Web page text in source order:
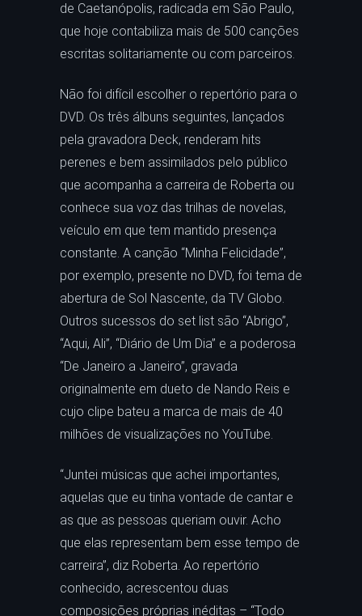
de Caetanópolis, radicada em São Paulo,
que hoje contabiliza mais de 500 canções
escritas solitariamente ou com parceiros.
Não foi difícil escolher o repertório para o
DVD. Os três álbuns seguintes, lançados
pela gravadora Deck, renderam hits
perenes e bem assimilados pelo público
que acompanha a carreira de Roberta ou
conhece sua voz das trilhas de novelas,
veículo em que tem mantido presença
constante. A canção “Minha Felicidade”,
por exemplo, presente no DVD, foi tema de
abertura de Sol Nascente, da TV Globo.
Outros sucessos do set list são “Abrigo”,
“Aqui, Ali”, “Diário de Um Dia” e a poderosa
“De Janeiro a Janeiro”, gravada
originalmente em dueto de Nando Reis e
cujo clipe bateu a marca de mais de 40
milhões de visualizações no YouTube.
“Juntei músicas que achei importantes,
aquelas que eu tinha vontade de cantar e
as que as pessoas queriam ouvir. Acho
que elas representam bem esse tempo de
carreira”, diz Roberta. Ao repertório
conhecido, acrescentou duas
composições próprias inéditas – “Todo